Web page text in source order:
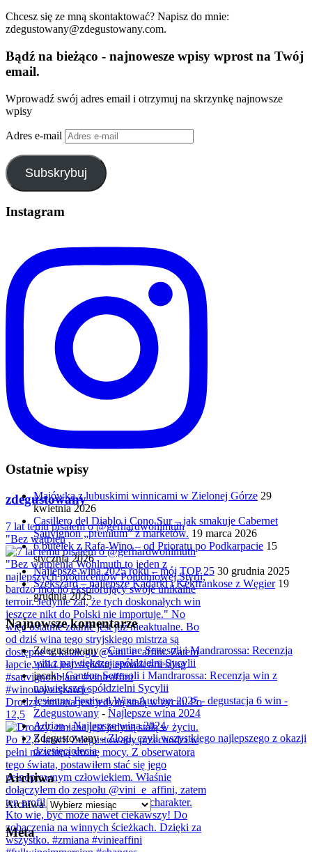
Chcesz się ze mną skontaktować? Napisz do mnie:
zdegustowany@zdegustowany.com.
Bądź na bieżąco - najnowesze wpisy wprost na Twój
email.
Wprowadź swój adres email i otrzymuj na skrzynkę najnowsze
wpisy
Adres e-mail
Subskrybuj
Instagram
zdegustowany
7 lat temu pisałem o @gerhardwohlmuth
"Bez wątpien
Drodzy, zmiana jest jedyną stałą w życiu. Po
12,5
Ostatnie wpisy
Majówka z lubuskimi winnicami w Zielonej Górze 29
kwietnia 2026
Casillero del Diablo i Cono Sur – jak smakuje Cabernet
Sauvignon „premium” z marketów. 19 marca 2026
6 butelek z Rafa-Wino – od Prioratu po Podkarpacie 15
stycznia 2026
Najlepsze wina 2025 roku – mój TOP 25 30 grudnia 2025
Szekszárd – najlepsze Kadarki i Kékfrankose z Węgier 19
grudnia 2025
Najnowsze komentarze
Zdegustowany-Cantine Settesoli i Mandrarossa: Recenzja
win z największej spółdzielni Sycylii
jacek-Cantine Settesoli i Mandrarossa: Recenzja win z
największej spółdzielni Sycylii
Jesienny Festiwal Wina Auchan 2025 - degustacja 6 win -
Zdegustowany - Najlepsze wina 2024
Adrian-Najlepsze wina 2024
Zdegustowany-Złogi, czyli wszystkiego najlepszego z okazji
dziesięciolecia
Archiwa
Archiwa
Meta